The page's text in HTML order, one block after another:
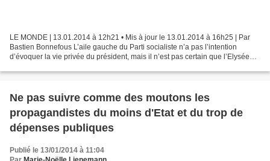
LE MONDE | 13.01.2014 à 12h21 • Mis à jour le 13.01.2014 à 16h25 | Par
Bastien Bonnefous L’aile gauche du Parti socialiste n’a pas l’intention
d’évoquer la vie privée du président, mais il n’est pas certain que l’Elysée
Ne pas suivre comme des moutons les
propagandistes du moins d'Etat et du trop de
dépenses publiques
Publié le 13/01/2014 à 11:04